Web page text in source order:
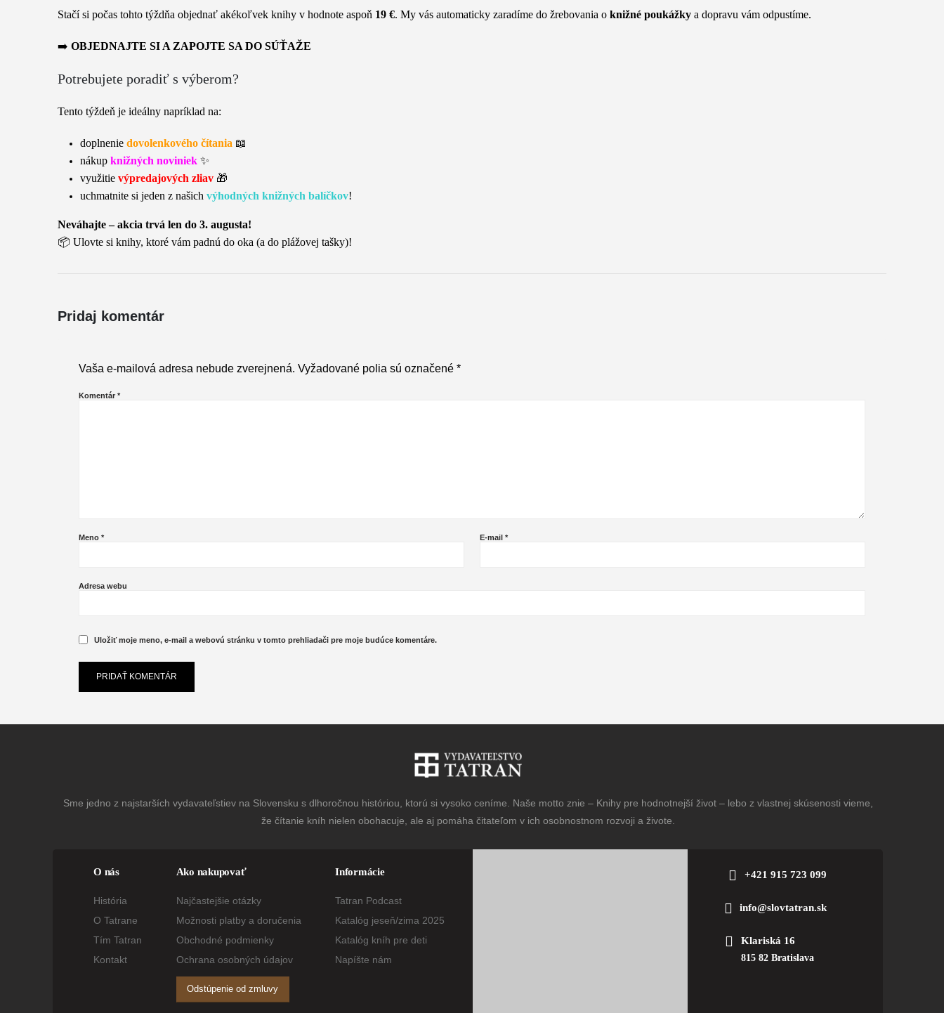
Stačí si počas tohto týždňa objednať akékoľvek knihy v hodnote aspoň 19 €. My vás automaticky zaradíme do žrebovania o knižné poukážky a dopravu vám odpustíme.
➡️ OBJEDNAJTE SI A ZAPOJTE SA DO SÚŤAŽE
Potrebujete poradiť s výberom?
Tento týždeň je ideálny napríklad na:
doplnenie dovolenkového čítania 📖
nákup knižných noviniek ✨
využitie výpredajových zliav 🎁
uchmatnite si jeden z našich výhodných knižných balíčkov!
Neváhajte – akcia trvá len do 3. augusta!
📦 Ulovte si knihy, ktoré vám padnú do oka (a do plážovej tašky)!
Pridaj komentár
Vaša e-mailová adresa nebude zverejnená. Vyžadované polia sú označené *
Komentár *
Meno * E-mail*
Adresa webu
Uložiť moje meno, e-mail a webovú stránku v tomto prehliadači pre moje budúce komentáre.
Sme jedno z najstarších vydavateľstiev na Slovensku s dlhoročnou históriou, ktorú si vysoko ceníme. Naše motto znie – Knihy pre hodnotnejší život – lebo z vlastnej skúsenosti vieme,
že čítanie kníh nielen obohacuje, ale aj pomáha čitateľom v ich osobnostnom rozvoji a živote.
O nás
História
O Tatrane
Tím Tatran
Kontakt
Ako nakupovať
Najčastejšie otázky
Možnosti platby a doručenia
Obchodné podmienky
Ochrana osobných údajov
Odstúpenie od zmluvy
Informácie
Tatran Podcast
Katalóg jeseň/zima 2025
Katalóg kníh pre deti
Napíšte nám
+421 915 723 099
info@slovtatran.sk
Klariská 16
815 82 Bratislava